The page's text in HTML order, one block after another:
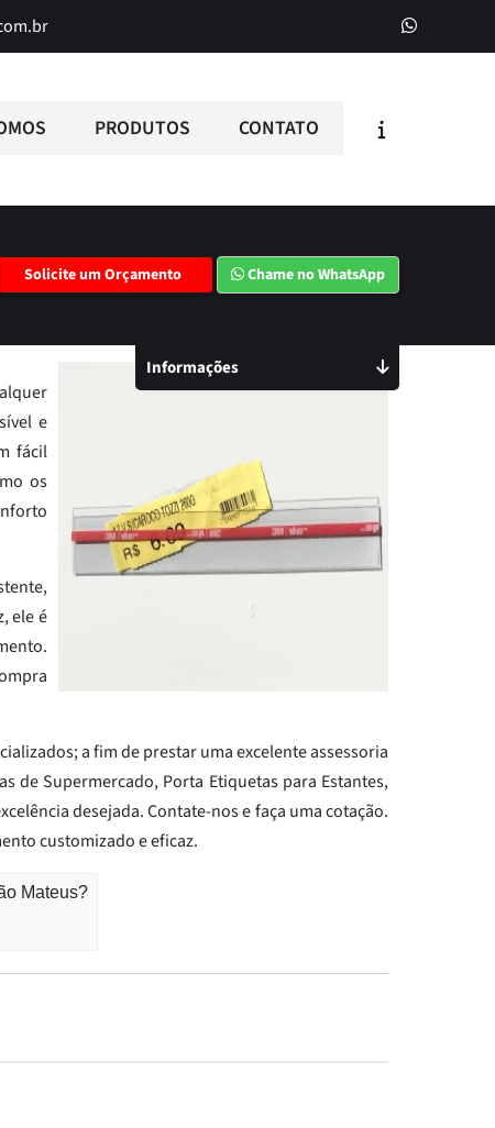
PRODUTOS CONTATO
Solicite um Orçamento Chame no WhatsApp
e
fácil
os
ele é
a fim de prestar uma excelente assessoria
de Supermercado, Porta Etiquetas para Estantes,
desejada. Contate-nos e faça uma cotação.
customizado e eficaz.
Mateus?
Informações